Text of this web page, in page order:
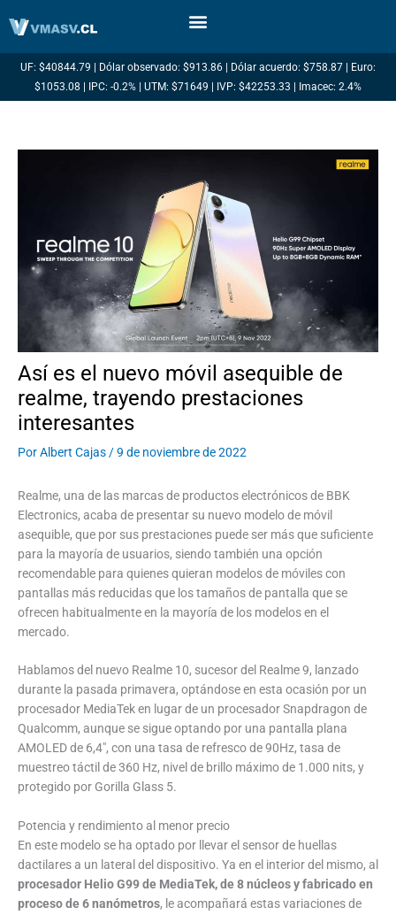
UF: $40844.79 | Dólar observado: $913.86 | Dólar acuerdo: $758.87 | Euro:
$1053.08 | IPC: -0.2% | UTM: $71649 | IVP: $42253.33 | Imacec: 2.4%
Así es el nuevo móvil asequible de
realme, trayendo prestaciones
interesantes
PorAlbert Cajas/9 de noviembre de 2022
Realme, una de las marcas de productos electrónicos de BBK
Electronics, acaba de presentar su nuevo modelo de móvil
asequible, que por sus prestaciones puede ser más que suficiente
para la mayoría de usuarios, siendo también una opción
recomendable para quienes quieran modelos de móviles con
pantallas más reducidas que los tamaños de pantalla que se
ofrecen habitualmente en la mayoría de los modelos en el
mercado.
Hablamos del nuevo Realme 10, sucesor del Realme 9, lanzado
durante la pasada primavera, optándose en esta ocasión por un
procesador MediaTek en lugar de un procesador Snapdragon de
Qualcomm, aunque se sigue optando por una pantalla plana
AMOLED de 6,4″, con una tasa de refresco de 90Hz, tasa de
muestreo táctil de 360 ​​Hz, nivel de brillo máximo de 1.000 nits, y
protegido por Gorilla Glass 5.
Potencia y rendimiento al menor precio
En este modelo se ha optado por llevar el sensor de huellas
dactilares a un lateral del dispositivo. Ya en el interior del mismo, al
procesador Helio G99 de MediaTek, de 8 núcleos y fabricado en
proceso de 6 nanómetros, le acompañará estas variaciones de